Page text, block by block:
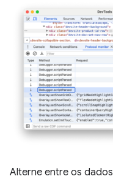
Alterne entre os